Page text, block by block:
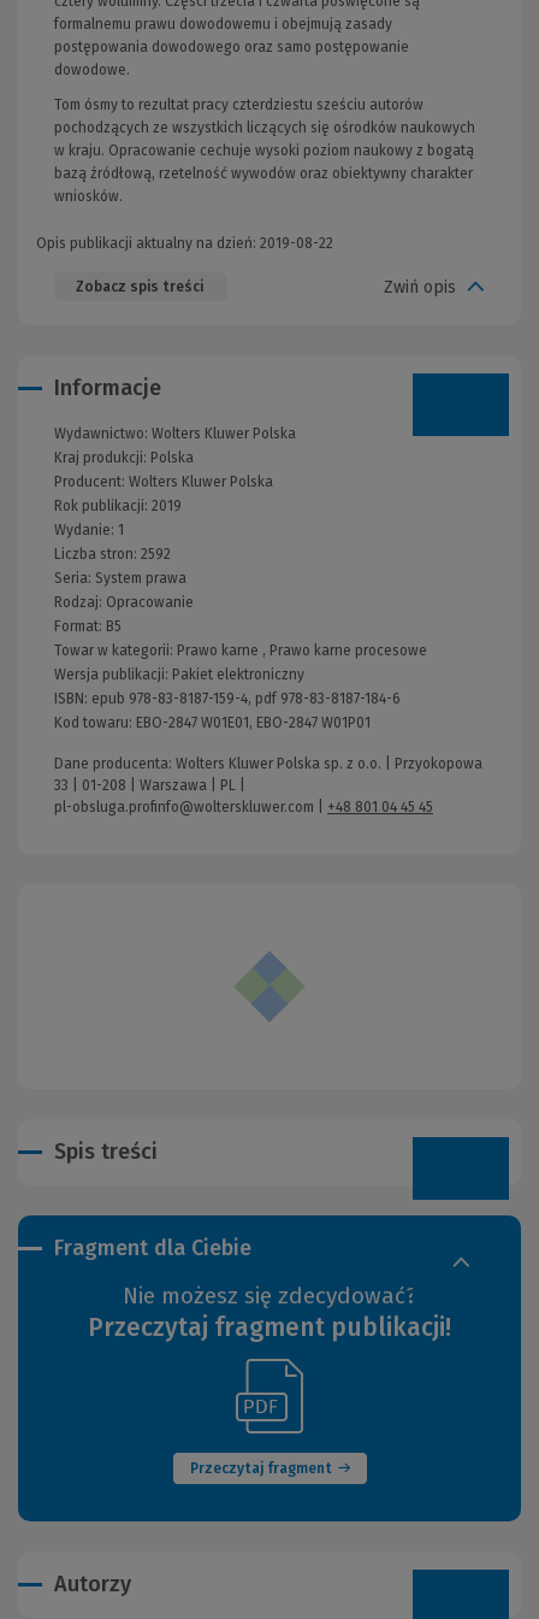
formalnemu prawu dowodowemu i obejmują zasady
postępowania dowodowego oraz samo postępowanie
dowodowe.
Tom ósmy to rezultat pracy czterdziestu sześciu autorów
pochodzących ze wszystkich liczących się ośrodków naukowych
w kraju. Opracowanie cechuje wysoki poziom naukowy z bogatą
bazą źródłową, rzetelność wywodów oraz obiektywny charakter
wniosków.
Opis publikacji aktualny na dzień: 2019-08-22
Zobacz spis treści Zwiń opis
Fragment dla Ciebie
Nie możesz się zdecydować?
Przeczytaj fragment publikacji!
Przeczytaj fragment
(Nowe
okno)
innej
strony)
Informacje
Wydawnictwo: Wolters Kluwer Polska
Kraj produkcji: Polska
Producent: Wolters Kluwer Polska
Rok publikacji: 2019
Wydanie: 1
Liczba stron: 2592
Seria: System prawa
Rodzaj: Opracowanie
Format: B5
Towar w kategorii: Prawo karne , Prawo karne procesowe
Wersja publikacji: Pakiet elektroniczny
ISBN: epub 978-83-8187-159-4, pdf 978-83-8187-184-6
Kod towaru: EBO-2847 W01E01, EBO-2847 W01P01
Dane producenta: Wolters Kluwer Polska sp. z o.o. | Przyokopowa
33 | 01-208 | Warszawa | PL |
pl-obsluga.profinfo@wolterskluwer.com
+48 801 04 45 45
Spis treści
Autorzy